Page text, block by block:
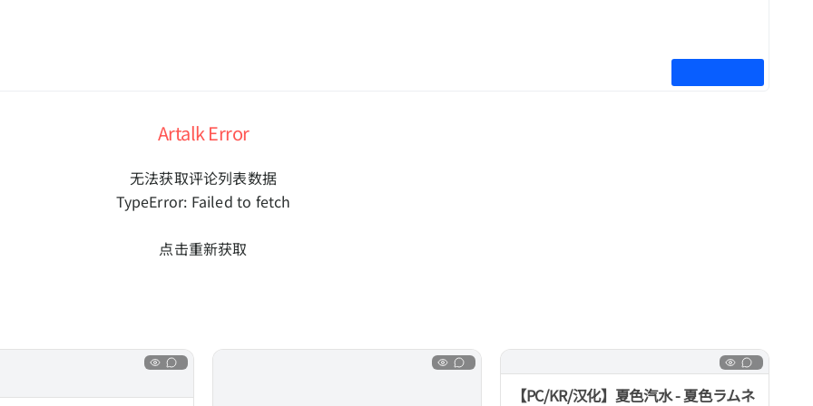
Artalk Error
无法获取评论列表数据
TypeError: Failed to fetch
点击重新获取
【PC/KR/汉化】夏色汽水 - 夏色ラムネ